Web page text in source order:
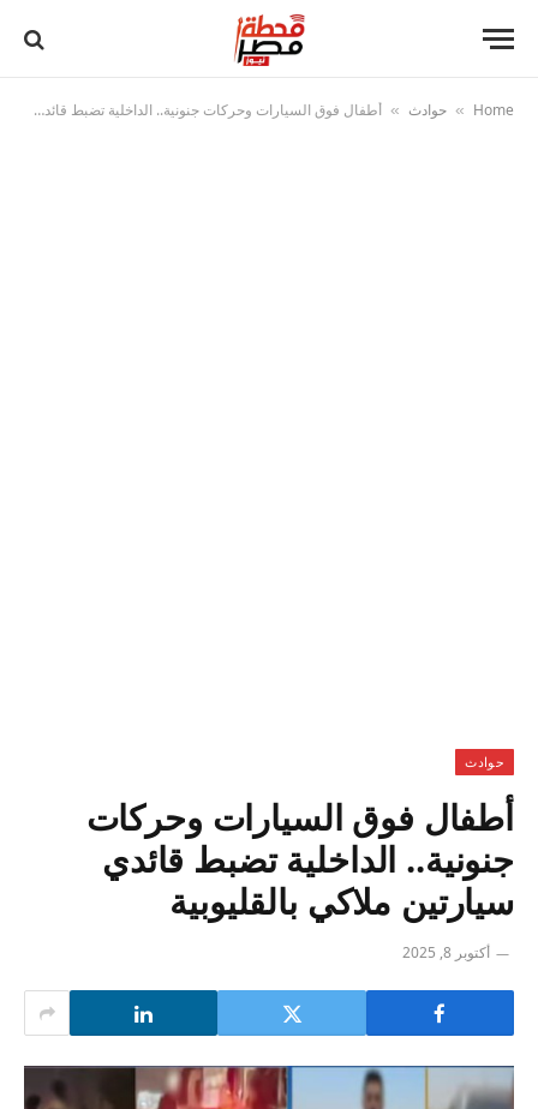
Home
» حوادث » أطفال فوق السيارات وحركات جنونية.. الداخلية تضبط قائدي سيارتين ملاكي بالقليوبية
حوادث
أطفال فوق السيارات وحركات
جنونية.. الداخلية تضبط قائدي
سيارتين ملاكي بالقليوبية
أكتوبر 8, 2025